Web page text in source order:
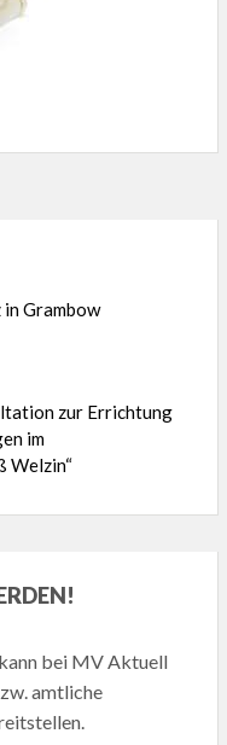
Grambow
zur Errichtung
im
Welzin“
bei MV Aktuell
amtliche